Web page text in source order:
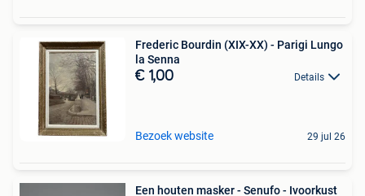
Frederic Bourdin (XIX-XX) - Parigi Lungo
la Senna
€ 1,00 Details
Bezoek website 29 jul 26
Een houten masker - Senufo - Ivoorkust